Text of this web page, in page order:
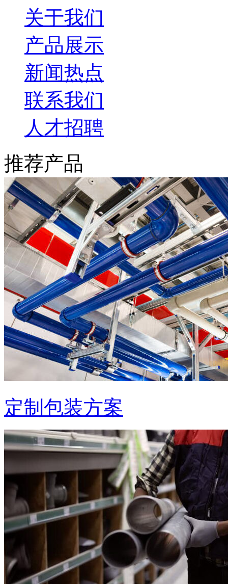
关于我们
产品展示
新闻热点
联系我们
人才招聘
推荐产品
定制包装方案